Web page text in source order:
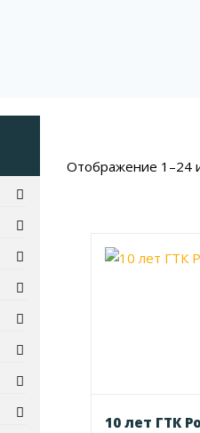
Отображение 1–24
10 лет ГТК